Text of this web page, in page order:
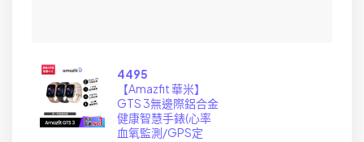
4495
【Amazfit 華米】
GTS 3無邊際鋁合金
健康智慧手錶(心率
血氧監測/GPS定